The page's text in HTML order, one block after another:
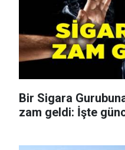
Bir Sigara
zam geldi: İşte